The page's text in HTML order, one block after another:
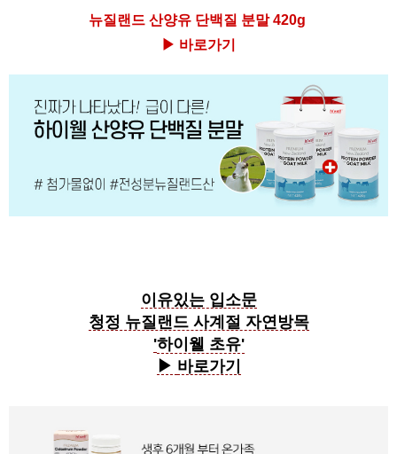
뉴질랜드 산양유 단백질 분말 420g
▶ 바로가기
이유있는 입소문
청정 뉴질랜드 사계절 자연방목
'하이웰 초유'
▶ 바로가기